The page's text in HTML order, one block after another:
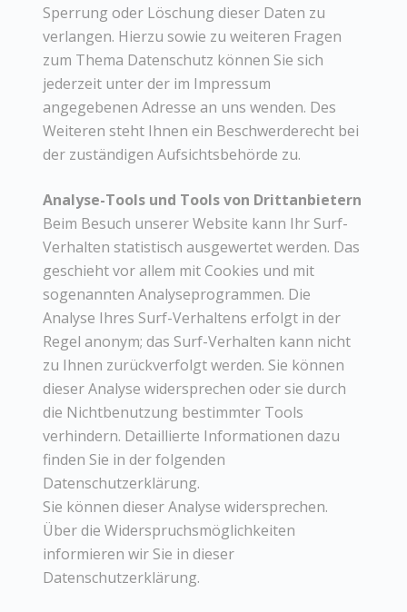
Sperrung oder Löschung dieser Daten zu
verlangen. Hierzu sowie zu weiteren Fragen
zum Thema Datenschutz können Sie sich
jederzeit unter der im Impressum
angegebenen Adresse an uns wenden. Des
Weiteren steht Ihnen ein Beschwerderecht bei
der zuständigen Aufsichtsbehörde zu.
Analyse-Tools und Tools von Drittanbietern
Beim Besuch unserer Website kann Ihr Surf-
Verhalten statistisch ausgewertet werden. Das
geschieht vor allem mit Cookies und mit
sogenannten Analyseprogrammen. Die
Analyse Ihres Surf-Verhaltens erfolgt in der
Regel anonym; das Surf-Verhalten kann nicht
zu Ihnen zurückverfolgt werden. Sie können
dieser Analyse widersprechen oder sie durch
die Nichtbenutzung bestimmter Tools
verhindern. Detaillierte Informationen dazu
finden Sie in der folgenden
Datenschutzerklärung.
Sie können dieser Analyse widersprechen.
Über die Widerspruchsmöglichkeiten
informieren wir Sie in dieser
Datenschutzerklärung.